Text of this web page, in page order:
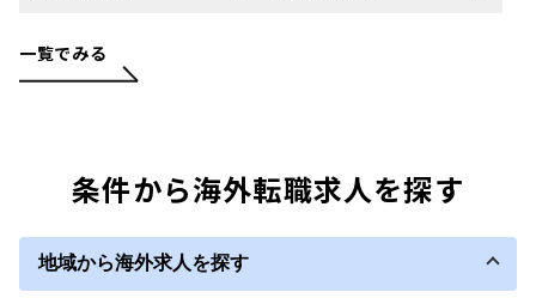
一覧でみる
条件から海外転職求人を探す
地域から海外求人を探す